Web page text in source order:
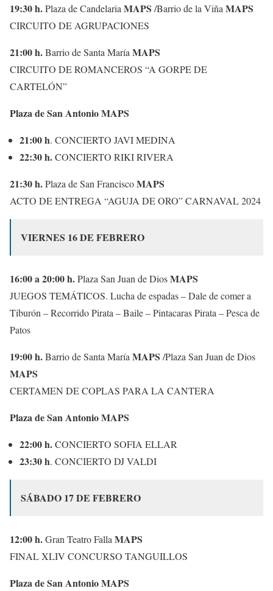
19:30 h.Plaza de Candelaria MAPS /Barrio de la Viña MAPS
CIRCUITO DE AGRUPACIONES
21:00 h.Barrio de Santa María MAPS
CIRCUITO DE ROMANCEROS “A GORPE DE
CARTELÓN”
Plaza de San Antonio MAPS
21:00 h. CONCIERTO JAVI MEDINA
22:30 h.CONCIERTO RIKI RIVERA
21:30 h.Plaza de San FranciscoMAPS
ACTO DE ENTREGA “AGUJA DE ORO” CARNAVAL 2024
VIERNES 16 DE FEBRERO
16:00 a 20:00 h.Plaza San Juan de DiosMAPS
JUEGOS TEMÁTICOS. Lucha de espadas – Dale de comer a
Tiburón – Recorrido Pirata – Baile – Pintacaras Pirata – Pesca de
Patos
19:00 h.Barrio de Santa María MAPS /Plaza San Juan de Dios
MAPS
CERTAMEN DE COPLAS PARA LA CANTERA
Plaza de San Antonio MAPS
22:00 h.CONCIERTO SOFIA ELLAR
23:30 h. CONCIERTO DJ VALDI
SÁBADO 17 DE FEBRERO
12:00 h.Gran Teatro Falla MAPS
FINAL XLIV CONCURSO TANGUILLOS
Plaza de San Antonio MAPS